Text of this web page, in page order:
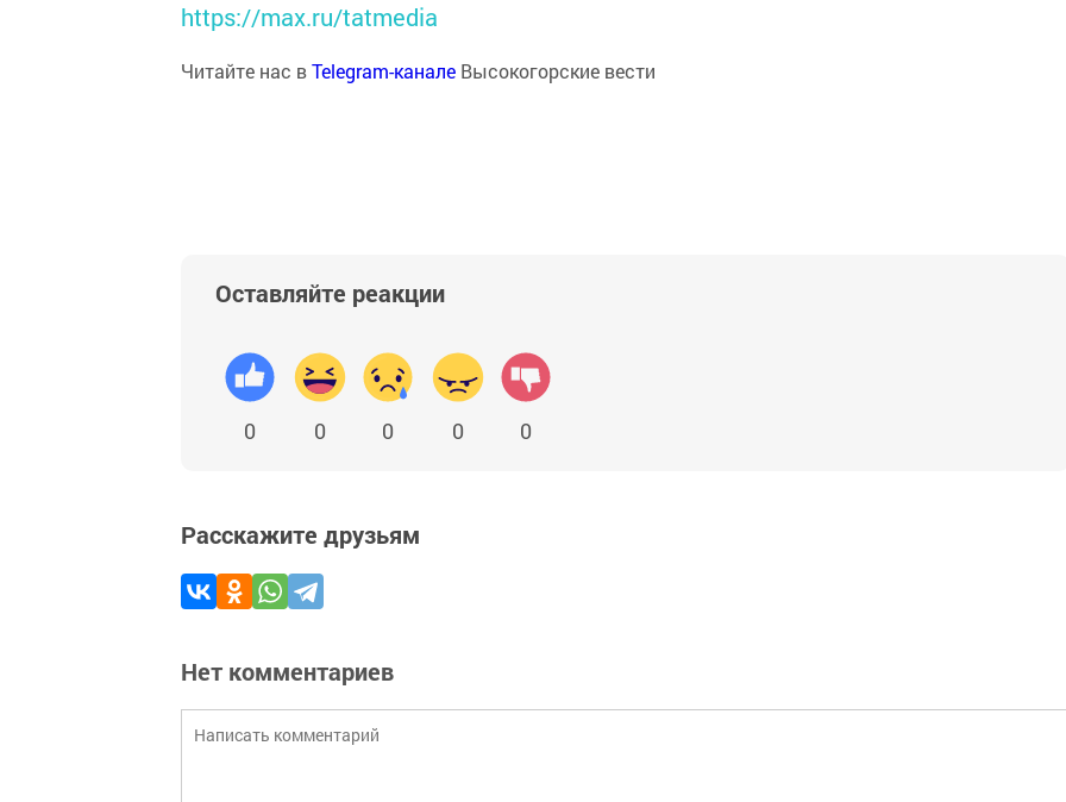
https://max.ru/tatmedia
Читайте нас вTelegram-канале Высокогорские вести
Оставляйте реакции
0 0 0 0 0
Расскажите друзьям
Нет комментариев